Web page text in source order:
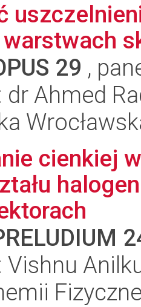
warstwach
29 ,
dr Ahmed
cienkiej
Vishnu